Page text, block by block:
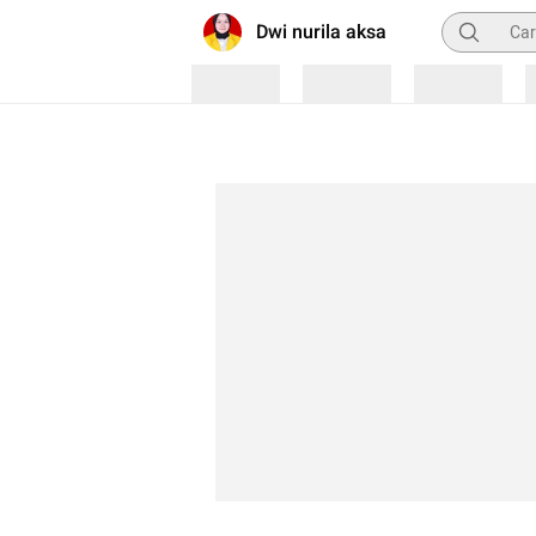
Dwi nurila aksa Pencarian